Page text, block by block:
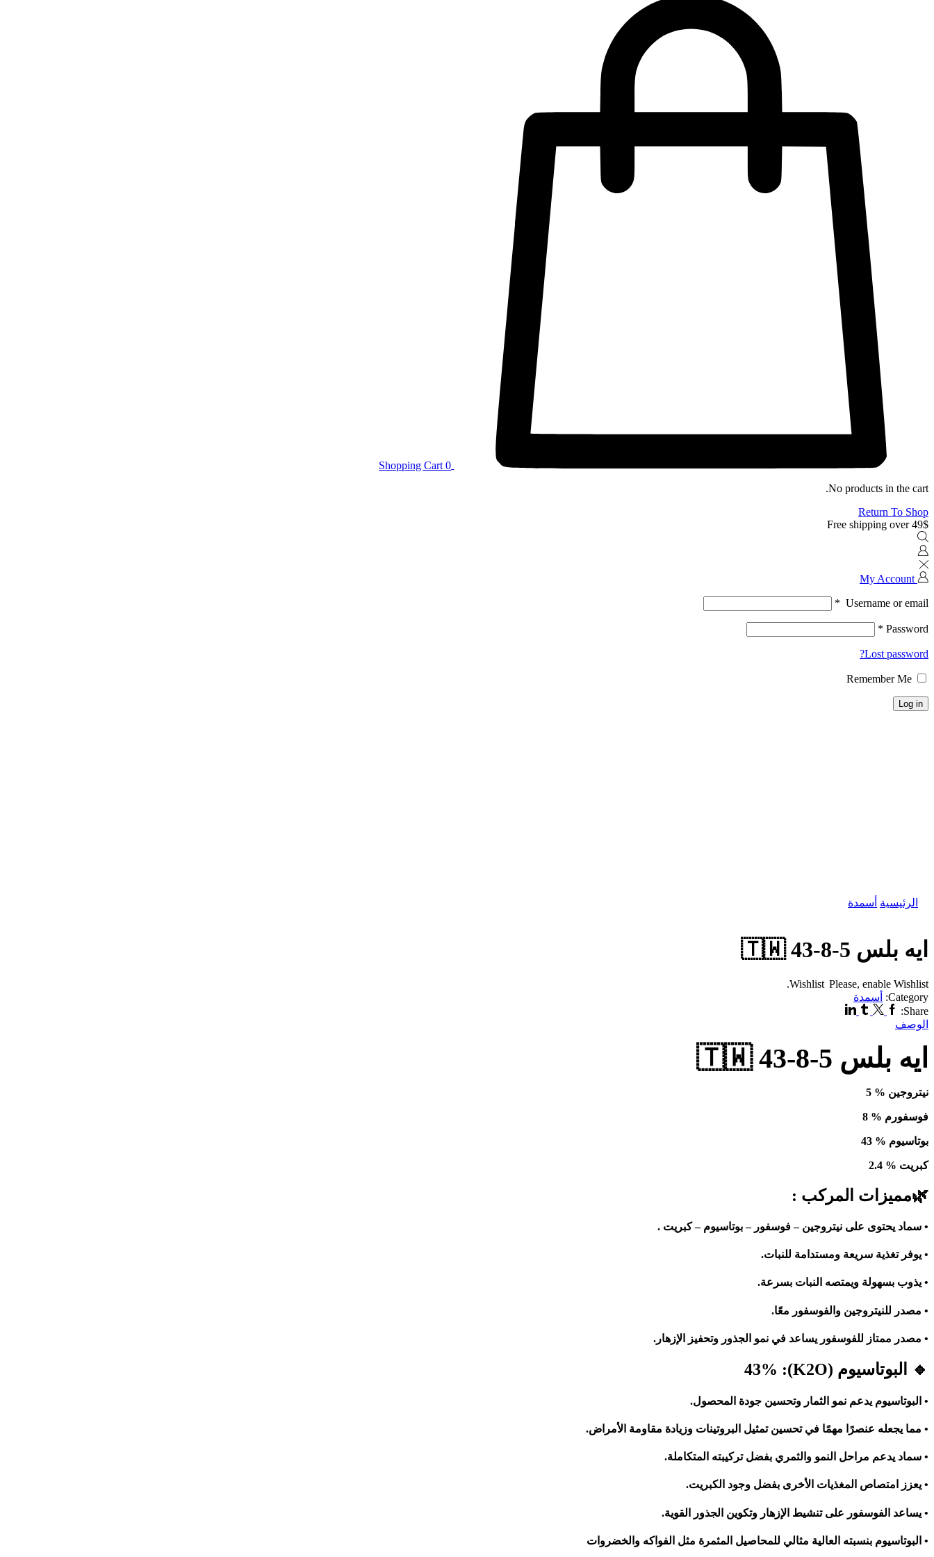
0
Shopping Cart
No products in the cart.
Return To Shop
Free shipping over 49$
My Account
Username or email
*
Password
*
Lost password?
Remember Me
Log in
الرئيسية أسمدة
ايه بلس 5-8-43 🇹🇼
Wishlist Please, enable Wishlist.
Category:
أسمدة
Share:
Facebook
Twitter
Tumblr
Linkedin
الوصف
ايه بلس 5-8-43 🇹🇼
نيتروجين %
فوسفورم %
بوتاسيوم %
كبريت %
🌿مميزات المركب :
• سماد يحتوى على نيتروجين – فوسفور – بوتاسيوم – كبريت .
• يوفر تغذية سريعة ومستدامة للنبات.
• يذوب بسهولة ويمتصه النبات بسرعة.
• مصدر للنيتروجين والفوسفور معًا.
• مصدر ممتاز للفوسفور يساعد في نمو الجذور وتحفيز الإزهار .
🔹 البوتاسيوم (
K2O): 43%
• البوتاسيوم يدعم نمو الثمار وتحسين جودة المحصول.
• مما يجعله عنصرًا مهمًا في تحسين تمثيل البروتينات وزيادة مقاومة الأمراض.
• سماد يدعم مراحل النمو والثمري بفضل تركيبته المتكاملة.
• يعزز امتصاص المغذيات الأخرى بفضل وجود الكبريت.
• يساعد الفوسفور على تنشيط الإزهار وتكوين الجذور القوية.
• البوتاسيوم بنسبته العالية مثالي للمحاصيل المثمرة مثل الفواكه والخضروات